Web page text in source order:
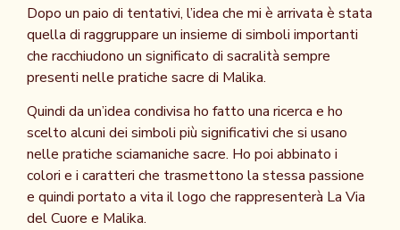
Dopo un paio di tentativi, l’idea che mi è arrivata è stata
quella di raggruppare un insieme di simboli importanti
che racchiudono un significato di sacralità sempre
presenti nelle pratiche sacre di Malika.
Quindi da un’idea condivisa ho fatto una ricerca e ho
scelto alcuni dei simboli più significativi che si usano
nelle pratiche sciamaniche sacre. Ho poi abbinato i
colori e i caratteri che trasmettono la stessa passione
e quindi portato a vita il logo che rappresenterà La Via
del Cuore e Malika.